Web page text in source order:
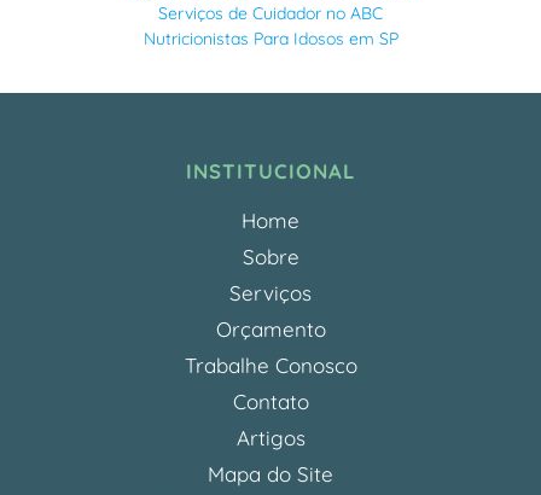
Serviços de Cuidador no ABC
Nutricionistas Para Idosos em SP
INSTITUCIONAL
Home
Sobre
Serviços
Orçamento
Trabalhe Conosco
Contato
Artigos
Mapa do Site